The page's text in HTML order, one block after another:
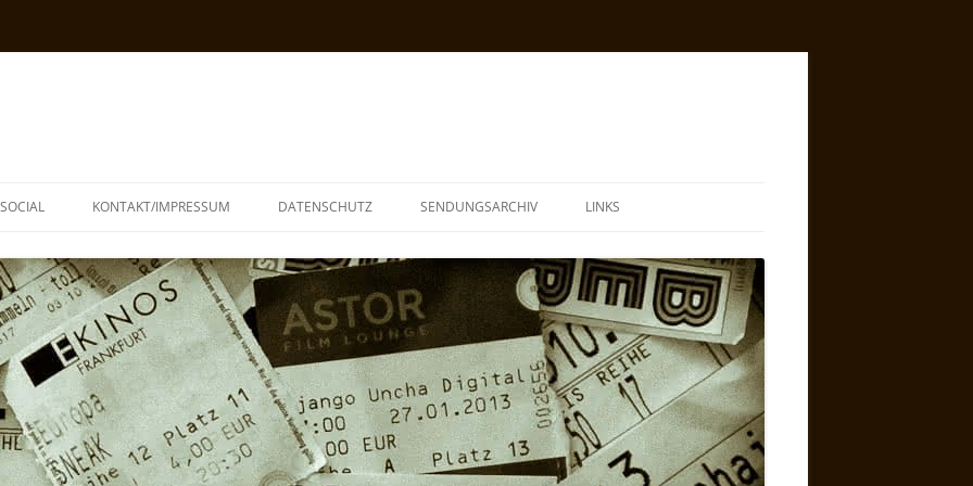
SOCIAL KONTAKT/IMPRESSUM DATENSCHUTZ SENDUNGSARCHIV LINKS